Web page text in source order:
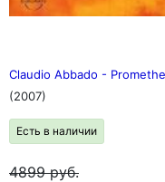
Claudio Abbado -
(2007)
Есть в наличии
4899руб.